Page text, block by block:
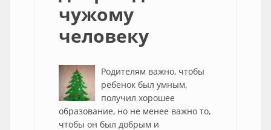
чужому
человеку
Родителям важно, чтобы
ребенок был умным,
получил хорошее
образование, но не менее важно то,
чтобы он был добрым и